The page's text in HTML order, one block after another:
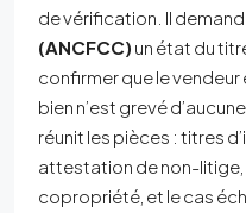
de vérification. Il
(ANCFCC) un état du
confirmer que le
bien n’est grevé
réunit les pièces : titres
attestation de non-
copropriété, et le cas